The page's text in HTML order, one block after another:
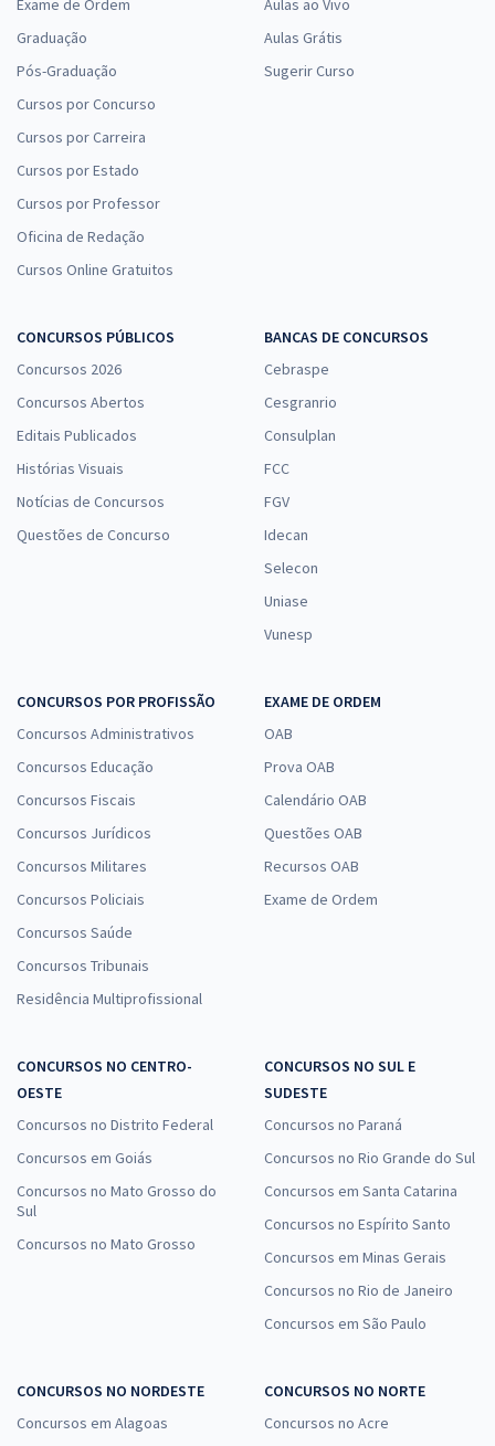
Exame de Ordem
Graduação
Pós-Graduação
Cursos por Concurso
Cursos por Carreira
Cursos por Estado
Cursos por Professor
Oficina de Redação
Cursos Online Gratuitos
Aulas ao Vivo
Aulas Grátis
Sugerir Curso
CONCURSOS PÚBLICOS
Concursos 2026
Concursos Abertos
Editais Publicados
Histórias Visuais
Notícias de Concursos
Questões de Concurso
BANCAS DE CONCURSOS
Cebraspe
Cesgranrio
Consulplan
FCC
FGV
Idecan
Selecon
Uniase
Vunesp
CONCURSOS POR PROFISSÃO
Concursos Administrativos
Concursos Educação
Concursos Fiscais
Concursos Jurídicos
Concursos Militares
Concursos Policiais
Concursos Saúde
Concursos Tribunais
Residência Multiprofissional
EXAME DE ORDEM
OAB
Prova OAB
Calendário OAB
Questões OAB
Recursos OAB
Exame de Ordem
CONCURSOS NO CENTRO-
OESTE
Concursos no Distrito Federal
Concursos em Goiás
Concursos no Mato Grosso do
Sul
Concursos no Mato Grosso
CONCURSOS NO SUL E
SUDESTE
Concursos no Paraná
Concursos no Rio Grande do Sul
Concursos em Santa Catarina
Concursos no Espírito Santo
Concursos em Minas Gerais
Concursos no Rio de Janeiro
Concursos em São Paulo
CONCURSOS NO NORDESTE
Concursos em Alagoas
CONCURSOS NO NORTE
Concursos no Acre